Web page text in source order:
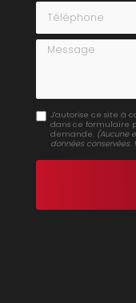
Téléphone
Message
J'autorise ce site à
dans ce formulaire
demande. (Aucune
données conservées.